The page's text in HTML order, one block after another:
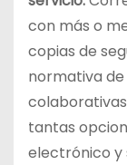
con más o
copias de
normativa
tantas
electrónico y